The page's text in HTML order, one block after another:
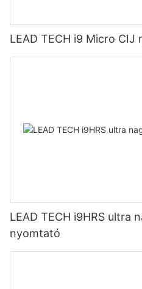
LEAD TECH i9 Micro CIJ
LEAD TECH i9HRS ultra
nyomtató